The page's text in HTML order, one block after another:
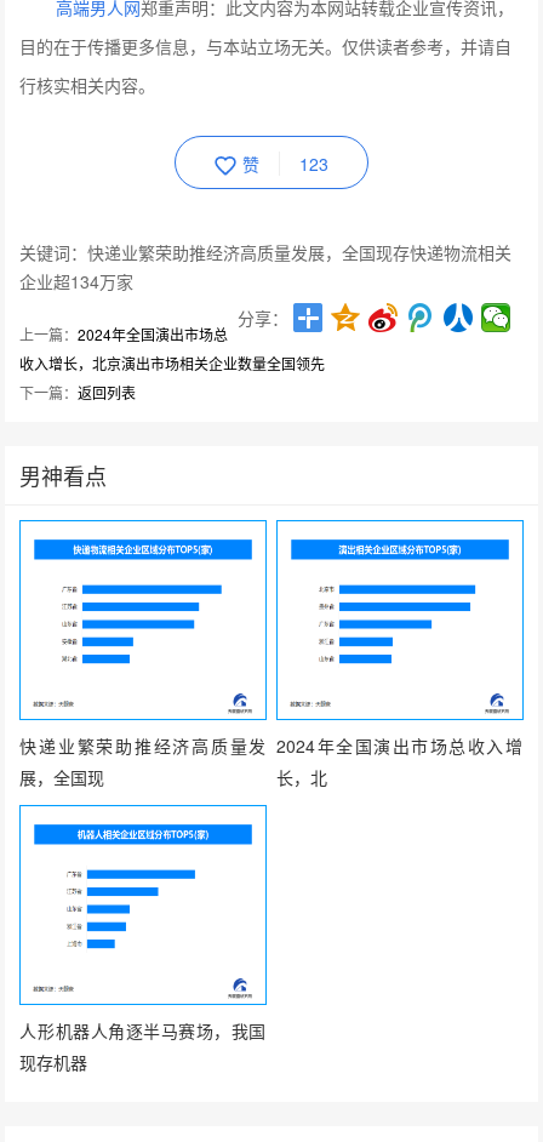
高端男人网郑重声明：此文内容为本网站转载企业宣传资讯，
目的在于传播更多信息，与本站立场无关。仅供读者参考，并请自
行核实相关内容。
赞 123
关键词：快递业繁荣助推经济高质量发展，全国现存快递物流相关
企业超134万家
分享：
上一篇：2024年全国演出市场总
收入增长，北京演出市场相关企业数量全国领先
下一篇：返回列表
男神看点
快递业繁荣助推经济高质量发
展，全国现
2024年全国演出市场总收入增
长，北
人形机器人角逐半马赛场，我国
现存机器